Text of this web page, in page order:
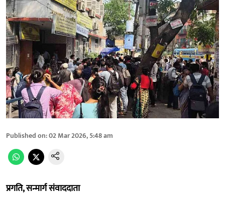
Published on:02 Mar 2026, 5:48 am
प्रगति, सन्मार्ग संवाददाता